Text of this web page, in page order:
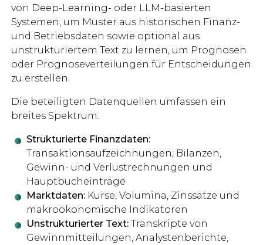
von Deep-Learning- oder LLM-basierten
Systemen, um Muster aus historischen Finanz-
und Betriebsdaten sowie optional aus
unstrukturiertem Text zu lernen, um Prognosen
oder Prognoseverteilungen für Entscheidungen
zu erstellen.
Die beteiligten Datenquellen umfassen ein
breites Spektrum:
Strukturierte Finanzdaten:
Transaktionsaufzeichnungen, Bilanzen,
Gewinn- und Verlustrechnungen und
Hauptbucheinträge
Marktdaten:Kurse, Volumina, Zinssätze und
makroökonomische Indikatoren
Unstrukturierter Text:Transkripte von
Gewinnmitteilungen, Analystenberichte,